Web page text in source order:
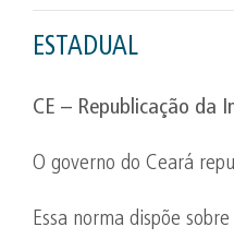
ESTADUAL
CE – Republicação da
O governo do Ceará
Essa norma dispõe